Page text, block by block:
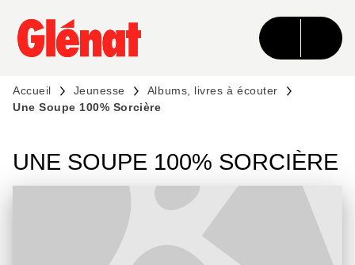
MENU RECHERCHE CONTENU
PIED DE PAGE
Accueil Jeunesse
Albums, livres à écouter
Une Soupe 100% Sorcière
UNE SOUPE 100% SORCIÈRE